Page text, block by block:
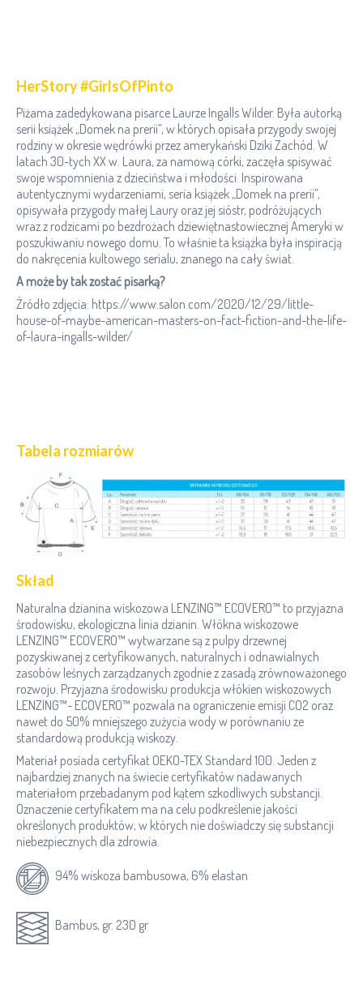
HerStory #GirlsOfPinto
Piżama zadedykowana pisarce Laurze Ingalls Wilder. Była autorką
serii książek „Domek na prerii”, w których opisała przygody swojej
rodziny w okresie wędrówki przez amerykański Dziki Zachód. W
latach 30-tych XX w. Laura, za namową córki, zaczęła spisywać
swoje wspomnienia z dzieciństwa i młodości. Inspirowana
autentycznymi wydarzeniami, seria książek „Domek na prerii”,
opisywała przygody małej Laury oraz jej sióstr, podróżujących
wraz z rodzicami po bezdrożach dziewiętnastowiecznej Ameryki w
poszukiwaniu nowego domu. To właśnie ta książka była inspiracją
do nakręcenia kultowego serialu, znanego na cały świat.
A może by tak zostać pisarką?
Źródło zdjęcia: https://www.salon.com/2020/12/29/little-
house-of-maybe-american-masters-on-fact-fiction-and-the-life-
of-laura-ingalls-wilder/
Tabela rozmiarów
Skład
Naturalna dzianina wiskozowa LENZING™ ECOVERO™ to przyjazna
środowisku, ekologiczna linia dzianin. Włókna wiskozowe
LENZING™ ECOVERO™ wytwarzane są z pulpy drzewnej
pozyskiwanej z certyfikowanych, naturalnych i odnawialnych
zasobów leśnych zarządzanych zgodnie z zasadą zrównoważonego
rozwoju. Przyjazna środowisku produkcja włókien wiskozowych
LENZING™- ECOVERO™ pozwala na ograniczenie emisji CO2 oraz
nawet do 50% mniejszego zużycia wody w porównaniu ze
standardową produkcją wiskozy.
Materiał posiada certyfikat OEKO-TEX Standard 100. Jeden z
najbardziej znanych na świecie certyfikatów nadawanych
materiałom przebadanym pod kątem szkodliwych substancji.
Oznaczenie certyfikatem ma na celu podkreślenie jakości
określonych produktów, w których nie doświadczy się substancji
niebezpiecznych dla zdrowia.
94% wiskoza bambusowa, 6% elastan
Bambus, gr. 230 gr